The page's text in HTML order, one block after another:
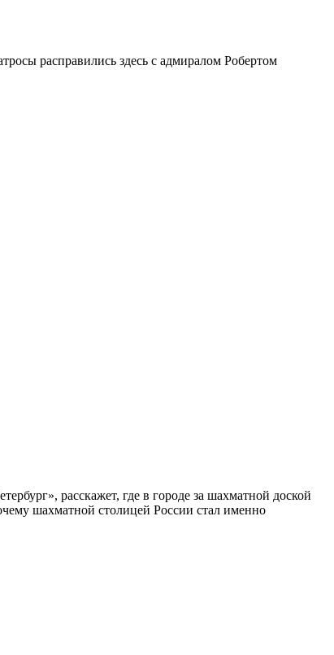
расправились здесь с адмиралом Робертом
расскажет, где в городе за шахматной доской
шахматной столицей России стал именно